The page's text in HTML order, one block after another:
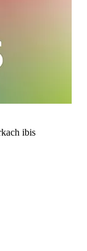
ibis